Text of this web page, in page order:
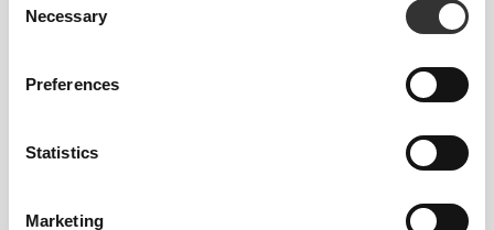
Selection
Necessary
Preferences
Statistics
Marketing
€4.47